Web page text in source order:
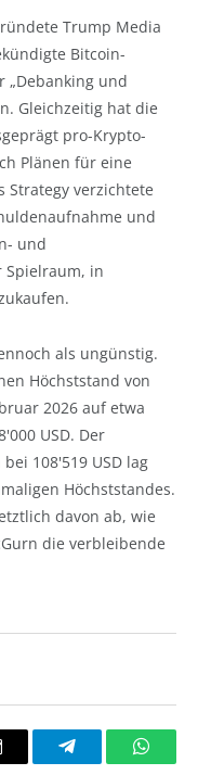
Trump Media
Bitcoin-
„Debanking und
Gleichzeitig hat die
pro-Krypto-
Plänen für eine
Strategy verzichtete
und
und
in
als ungünstig.
Höchststand von
2026 auf etwa
USD. Der
108'519 USD lag
Höchststandes.
davon ab, wie
die verbleibende
Telegram